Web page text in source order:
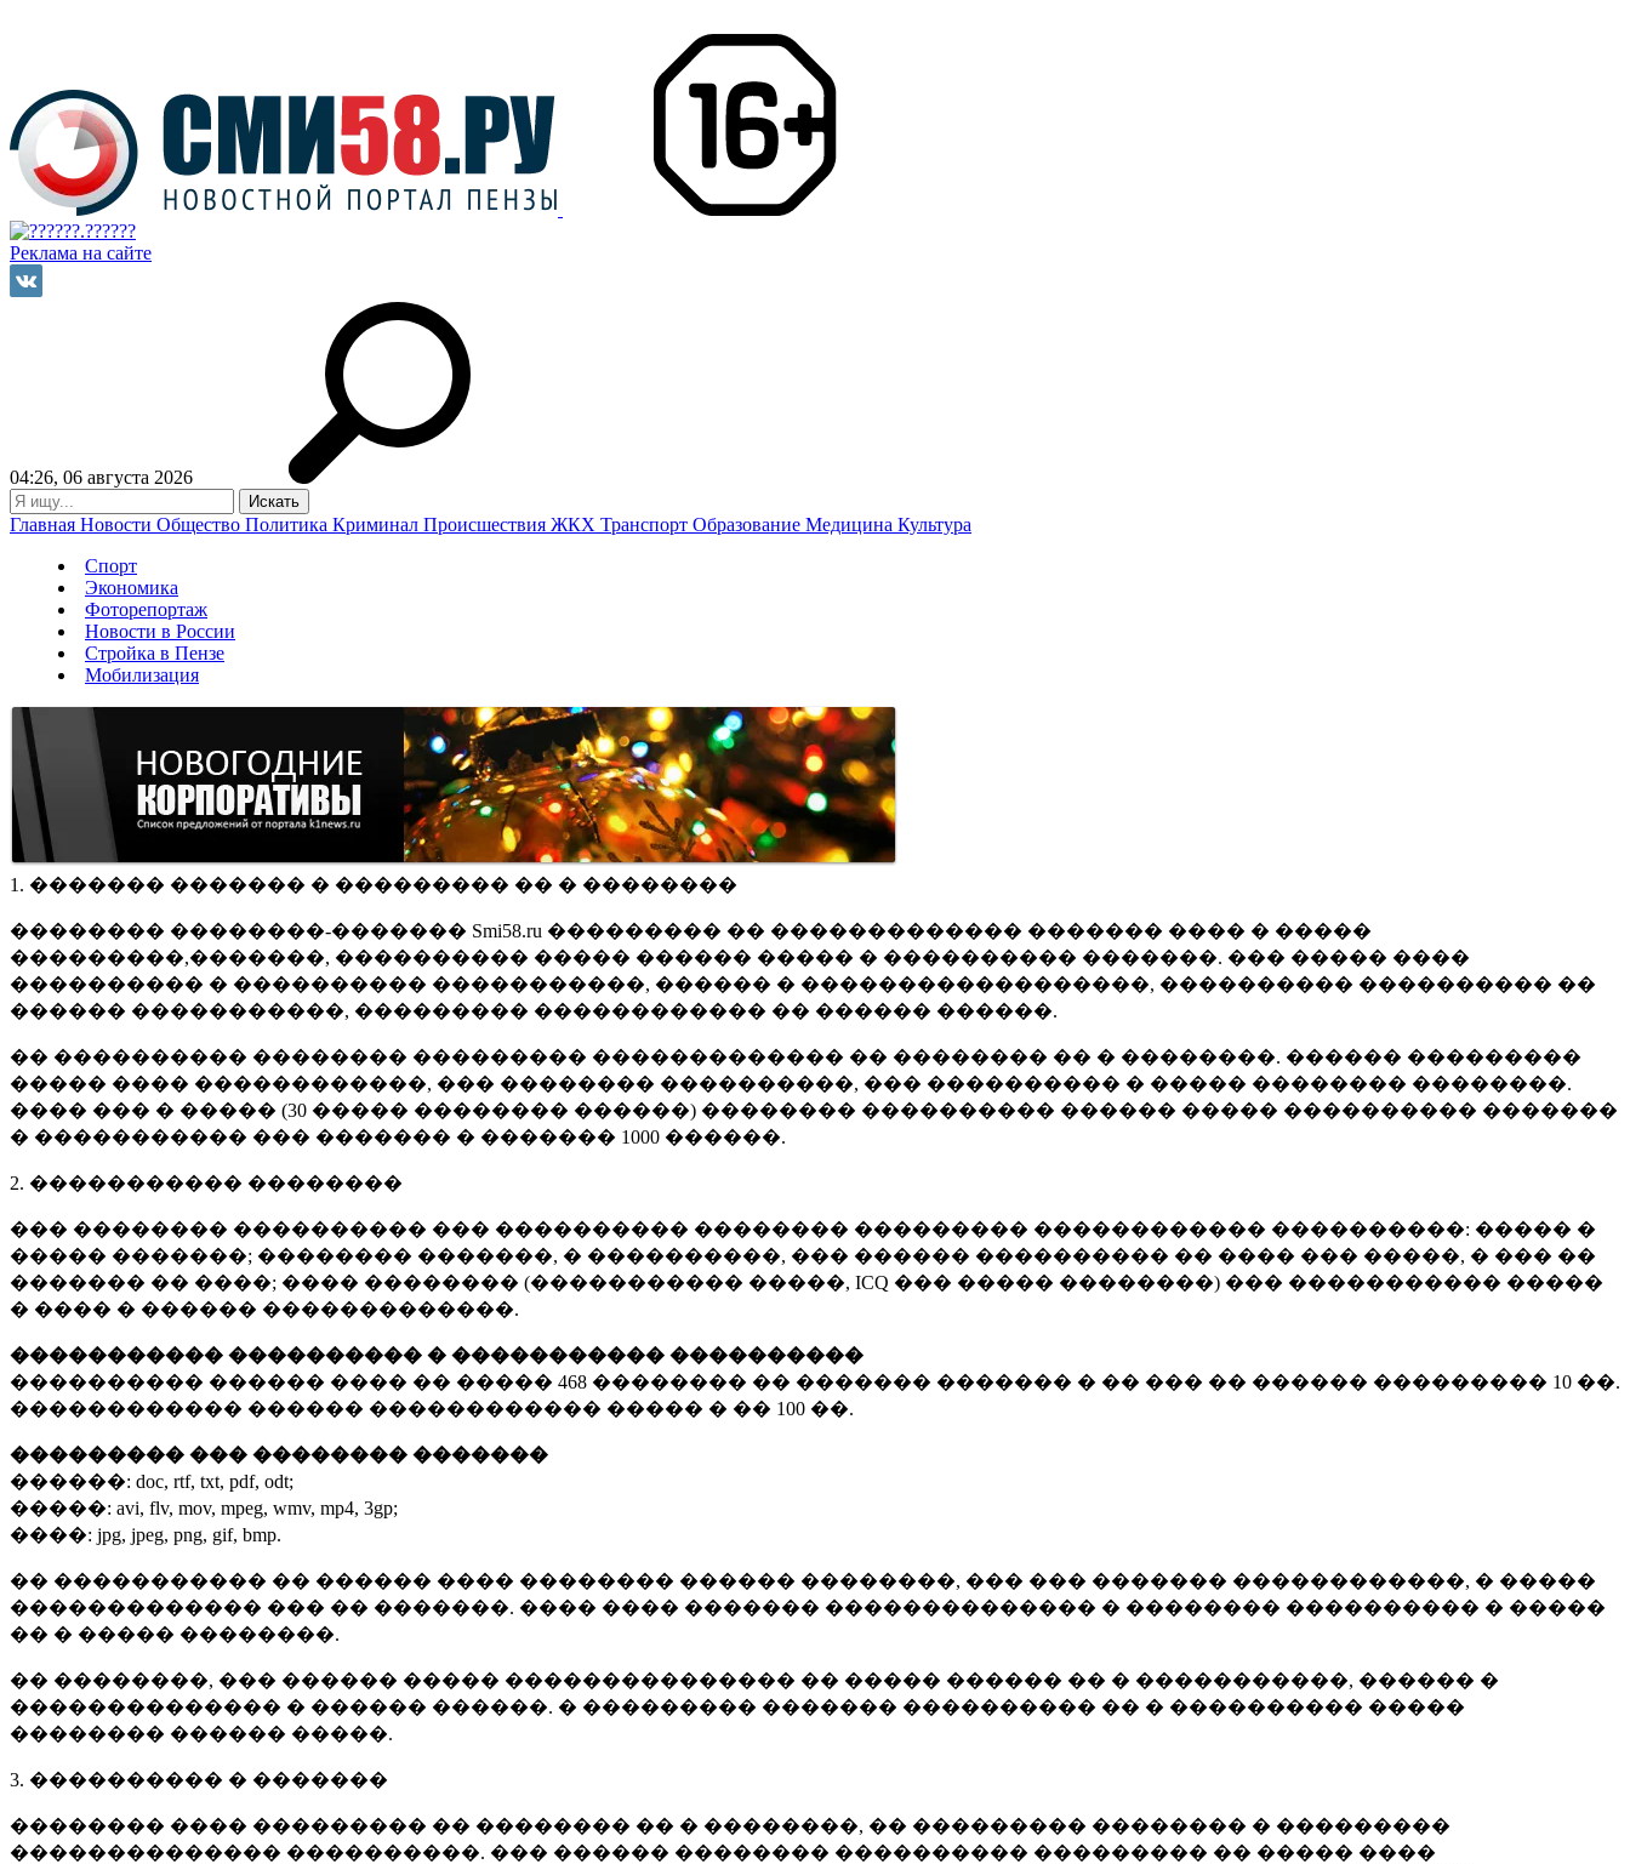
Реклама на сайте
04:26, 06 августа 2026
Главная Новости Общество Политика Криминал Происшествия ЖКХ Транспорт Образование Медицина Культура
Спорт
Экономика
Фоторепортаж
Новости в России
Стройка в Пензе
Мобилизация
1. ������� ������� � ��������� �� � ��������
�������� ��������-������� Smi58.ru ��������� �� ������������� ������� ���� � �����
���������,�������, ���������� ����� ������ ����� � ���������� �������. ��� ����� ����
���������� � ���������� �����������, ������ � ������������������, ���������� ���������� ��
������ �����������, ��������� ������������ �� ������ ������.
�� ���������� �������� ��������� ������������� �� �������� �� � ��������. ������ ���������
����� ���� ������������, ��� �������� ����������, ��� ���������� � ����� �������� ��������.
���� ��� � ����� (30 ����� �������� ������) �������� ���������� ������ ����� ���������� �������
� ����������� ��� ������� � ������� 1000 ������.
2. ����������� ��������
��� �������� ���������� ��� ���������� �������� ��������� ������������ ����������: ����� �
����� �������; �������� �������, � ����������, ��� ������ ���������� �� ���� ��� �����, � ��� ��
������� �� ����; ���� �������� (����������� �����, ICQ ��� ����� ��������) ��� ����������� �����
� ���� � ������ �������������.
����������� ���������� � ����������� ����������
���������� ������ ���� �� ����� 468 �������� �� ������� ������� � �� ��� �� ������ ��������� 10 ��.
������������ ������ ������������ ����� � �� 100 ��.
��������� ��� �������� �������
������: doc, rtf, txt, pdf, odt;
�����: avi, flv, mov, mpeg, wmv, mp4, 3gp;
����: jpg, jpeg, png, gif, bmp.
�� ����������� �� ������ ���� �������� ������ ��������, ��� ��� ������� ������������, � �����
������������� ��� �� �������. ���� ���� ������� �������������� � �������� ���������� � �����
�� � ����� ��������.
�� ��������, ��� ������ ����� ��������������� �� ����� ������ �� � �����������, ������ �
�������������� � ������ ������. � ��������� ������� ���������� �� � ���������� �����
�������� ������ �����.
3. ���������� � �������
�������� ���� ��������� �� �������� �� � ��������, �� ��������� �������� � ���������
�������������� ����������. ��� ������ �������� ���������� ��������� �� ����� ����